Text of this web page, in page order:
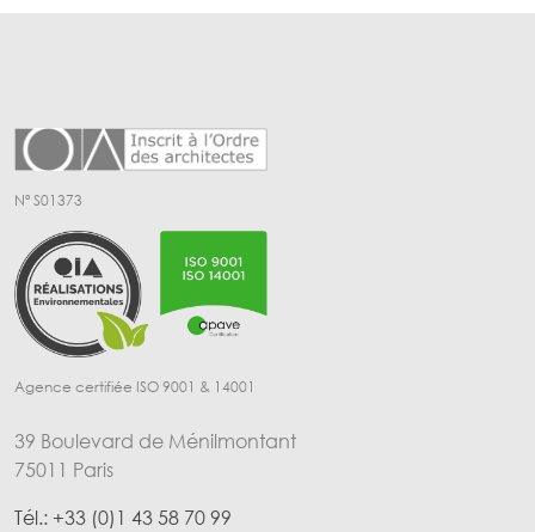
Nº S01373
Agence certifiée ISO 9001 & 14001
39 Boulevard de Ménilmontant
75011 Paris
Tél.: +33 (0)1 43 58 70 99